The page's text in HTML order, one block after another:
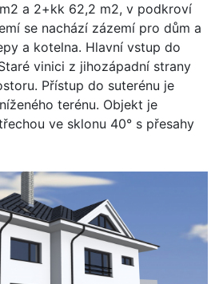
a 2+kk 62,2 m2, v podkroví
se nachází zázemí pro dům a
a kotelna. Hlavní vstup do
vinici z jihozápadní strany
Přístup do suterénu je
terénu. Objekt je
ve sklonu 40° s přesahy